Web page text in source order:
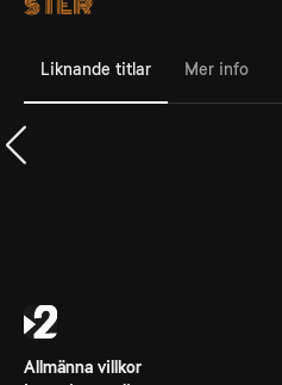
Liknande titlar Mer info
Allmänna villkor